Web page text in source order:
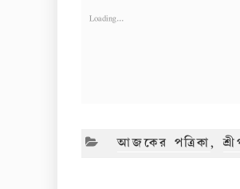
Loading...
CATEGORIES
আজকের পত্রিকা,